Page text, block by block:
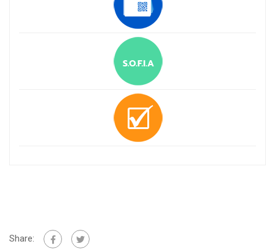
Share: